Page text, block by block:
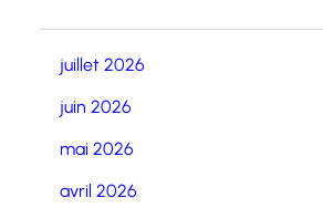
juillet 2026
juin 2026
mai 2026
avril 2026